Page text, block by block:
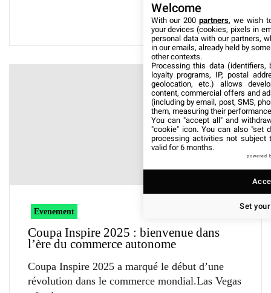
Evenement
Coupa Inspire 2025 : bienvenue dans
l’ère du commerce autonome
Coupa Inspire 2025 a marqué le début d’une
révolution dans le commerce mondial.Las Vegas
Welcome
With our 200partners, we wish
your devices (cookies, pixels in
personal data with our partners,
in our emails, already held by
other contexts.
Processing this data (identifiers,
loyalty programs, IP, postal
geolocation, etc.) allows
content, commercial offers and
(including by email, post, SMS,
them, measuring their
You can "accept all" and
"cookie" icon. You can also "set
processing activities not subject
valid for 6 months.
powered
Set